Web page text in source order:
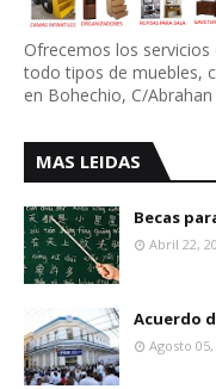
Ofrecemos los
todo tipos de muebles,
en Bohechio, C/
MAS LEIDAS
Becas
Abril 22,
Acuerdo
Agosto 05,